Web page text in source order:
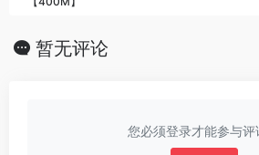
暂无评论
您必须登录才能参与评